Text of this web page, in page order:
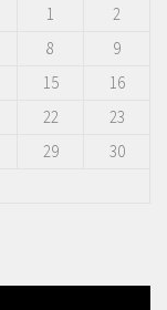
1
2
8
9
15
16
22
23
29
30